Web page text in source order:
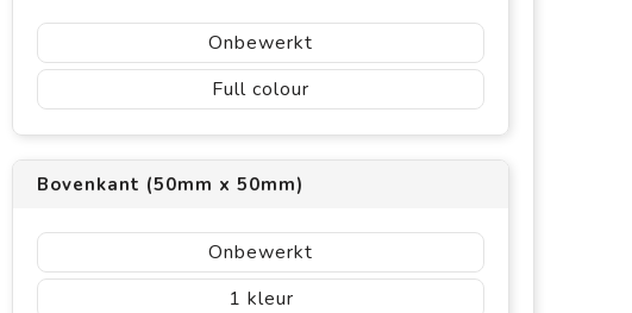
Onbewerkt
Full colour
Bovenkant (50mm x 50mm)
Onbewerkt
1